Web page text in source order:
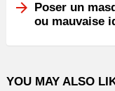
Poser un
ou mauvaise
YOU MAY ALSO